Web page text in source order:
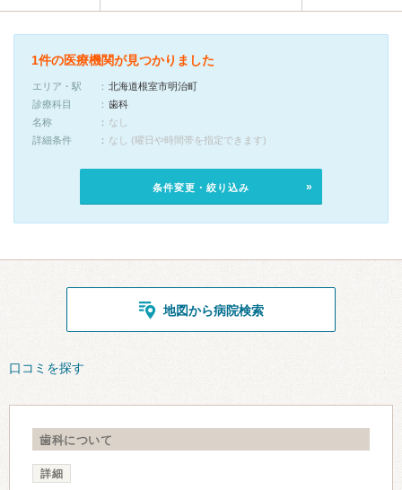
1件の医療機関が見つかりました
エリア・駅
北海道根室市明治町
診療科目
歯科
名称
なし
詳細条件
なし (曜日や時間帯を指定できます)
条件変更・絞り込み
地図から病院検索
口コミを探す
歯科について
詳細